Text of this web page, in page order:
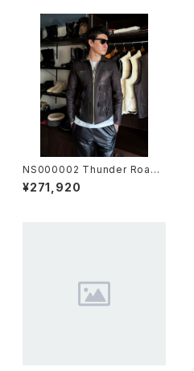
NS000002 Thunder Road
BUFFALO/ RED-BLACK / Si
ze44
¥271,920